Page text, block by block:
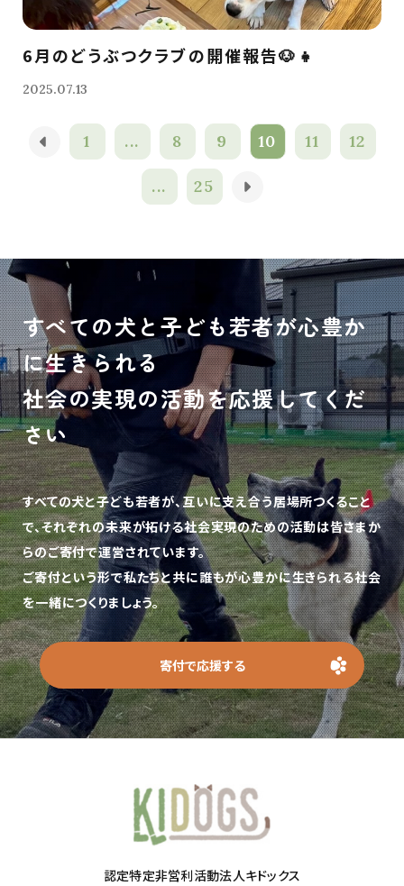
6月のどうぶつクラブの開催報告🐶👧
2025.07.13
1 ... 8 9 10 11 12
... 25
すべての犬と子ども若者が心豊か
に生きられる
社会の実現の活動を応援してくだ
さい
すべての犬と子ども若者が、互いに支え合う居場所つくること
で、それぞれの未来が拓ける社会実現のための活動は皆さまか
らのご寄付で運営されています。
ご寄付という形で私たちと共に誰もが心豊かに生きられる社会
を一緒につくりましょう。
寄付で応援する
認定特定非営利活動法人キドックス